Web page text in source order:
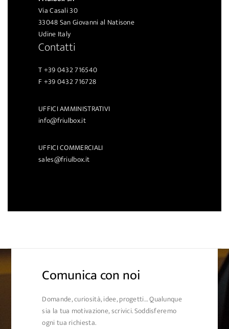
Via Casali 30
33048 San Giovanni al Natisone
Udine Italy
Contatti
T +39 0432 716540
F +39 0432 716728
UFFICI AMMINISTRATIVI
info@friulbox.it
UFFICI COMMERCIALI
sales@friulbox.it
Comunica con noi
Domande, curiosità, idee, progetti… Qualunque
sia la tua motivazione, scrivici. Soddisferemo
ogni tua richiesta.